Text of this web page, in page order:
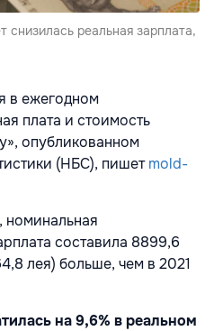
снизилась реальная зарплата,
в ежегодном
плата и стоимость
опубликованном
(НБС), пишетmold-
номинальная
составила 8899,6
лея) больше, чем в 2021
на 9,6% в реальном